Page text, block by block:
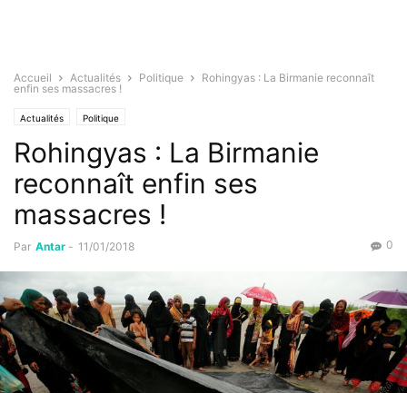
Accueil Actualités Politique
Rohingyas : La Birmanie reconnaît
enfin ses massacres !
Actualités Politique
Rohingyas : La Birmanie
reconnaît enfin ses
massacres !
Par Antar - 11/01/2018 0